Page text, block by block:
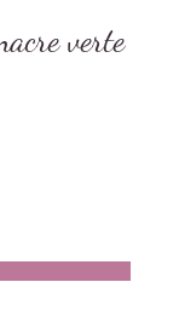
verte